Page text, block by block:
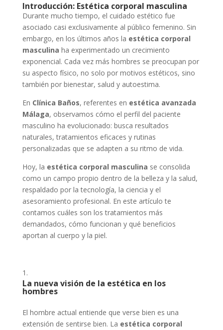
Introducción: Estética corporal masculina
Durante mucho tiempo, el cuidado estético fue
asociado casi exclusivamente al público femenino. Sin
embargo, en los últimos años la estética corporal
masculina ha experimentado un crecimiento
exponencial. Cada vez más hombres se preocupan por
su aspecto físico, no solo por motivos estéticos, sino
también por bienestar, salud y autoestima.
En Clínica Baños, referentes en estética avanzada
Málaga, observamos cómo el perfil del paciente
masculino ha evolucionado: busca resultados
naturales, tratamientos eficaces y rutinas
personalizadas que se adapten a su ritmo de vida.
Hoy, la estética corporal masculina se consolida
como un campo propio dentro de la belleza y la salud,
respaldado por la tecnología, la ciencia y el
asesoramiento profesional. En este artículo te
contamos cuáles son los tratamientos más
demandados, cómo funcionan y qué beneficios
aportan al cuerpo y la piel.
La nueva visión de la estética en los
hombres
El hombre actual entiende que verse bien es una
extensión de sentirse bien. La estética corporal